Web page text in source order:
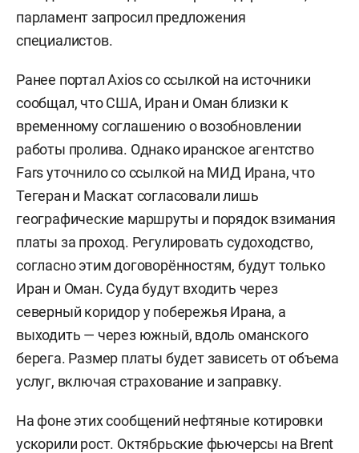
парламент запросил предложения
специалистов.
Ранее портал Axios со ссылкой на источники
сообщал, что США, Иран и Оман близки к
временному соглашению о возобновлении
работы пролива. Однако иранское агентство
Fars уточнило со ссылкой на МИД Ирана, что
Тегеран и Маскат согласовали лишь
географические маршруты и порядок взимания
платы за проход. Регулировать судоходство,
согласно этим договорённостям, будут только
Иран и Оман. Суда будут входить через
северный коридор у побережья Ирана, а
выходить — через южный, вдоль оманского
берега. Размер платы будет зависеть от объема
услуг, включая страхование и заправку.
На фоне этих сообщений нефтяные котировки
ускорили рост. Октябрьские фьючерсы на Brent